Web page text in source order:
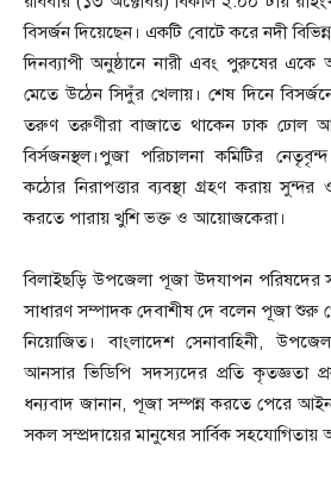
বিসর্জন দিয়েছেন। একটি বোটে করে নদী
দিনব্যাপী অনুষ্ঠানে নারী এবং পুরুষের
মেতে উঠেন সিদুঁর খেলায়। শেষ দিনে
তরুণ তরুণীরা বাজাতে থাকেন ঢাক ঢোল
বির্সজনস্থল।পুজা পরিচালনা কমিটির
কঠোর নিরাপত্তার ব্যবস্থা গ্রহণ করায় সুন্দর
করতে পারায় খুশি ভক্ত ও আয়োজকেরা।
বিলাইছড়ি উপজেলা পূজা উদযাপন পরিষদের
সাধারণ সম্পাদক দেবাশীষ দে বলেন পূজা শুরু
নিয়োজিত। বাংলাদেশ সেনাবাহিনী,
আনসার ভিডিপি সদস্যদের প্রতি কৃতজ্ঞতা
ধন্যবাদ জানান, পূজা সম্পন্ন করতে পেরে
সকল সম্প্রদায়ের মানুষের সার্বিক সহযোগিতায়